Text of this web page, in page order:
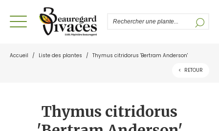
Accueil / Liste des plantes / Thymus citridorus 'Bertram Anderson'
< RETOUR
Thymus citridorus